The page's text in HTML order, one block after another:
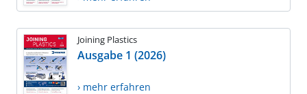
Joining Plastics
Ausgabe 1 (2026)
› mehr erfahren